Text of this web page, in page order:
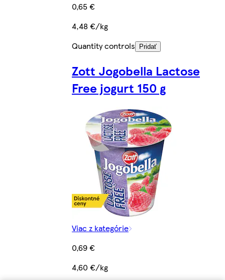
0,65 €
4,48 €/kg
Quantity controls
Pridať
Zott Jogobella Lactose
Free jogurt 150 g
Viac z kategórie
0,69 €
4,60 €/kg